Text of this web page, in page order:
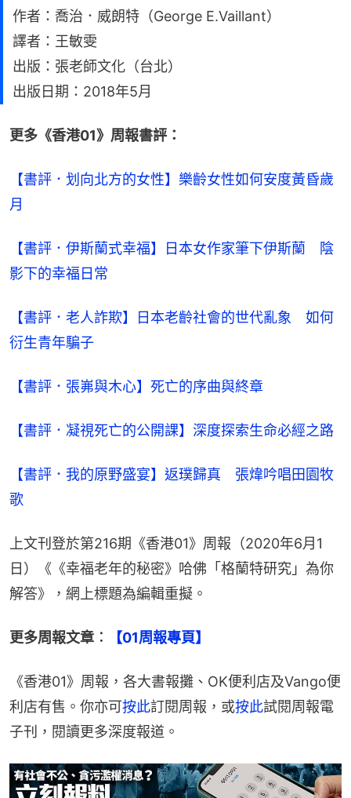
作者：喬治．威朗特（George E.Vaillant）
譯者：王敏雯
出版：張老師文化（台北）
出版日期：2018年5月
更多《香港01》周報書評：
【書評．划向北方的女性】樂齡女性如何安度黃昏歲
月
【書評．伊斯蘭式幸福】日本女作家筆下伊斯蘭　陰
影下的幸福日常
【書評．老人詐欺】日本老齡社會的世代亂象　如何
衍生青年騙子
【書評．張岪與木心】死亡的序曲與終章
【書評．凝視死亡的公開課】深度探索生命必經之路
【書評．我的原野盛宴】返璞歸真　張煒吟唱田園牧
歌
上文刊登於第216期《香港01》周報（2020年6月1
日）《《幸福老年的秘密》哈佛「格蘭特研究」為你
解答》，網上標題為編輯重擬。
更多周報文章︰ 【01周報專頁】
《香港01》周報，各大書報攤、OK便利店及Vango便
利店有售。你亦可按此訂閱周報，或按此試閱周報電
子刊，閱讀更多深度報道。